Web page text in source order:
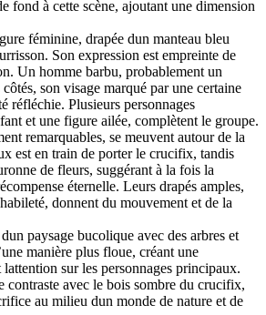
fond à cette scène, ajoutant une dimension
féminine, drapée dun manteau bleu
Son expression est empreinte de
Un homme barbu, probablement un
son visage marqué par une certaine
réfléchie. Plusieurs personnages
et une figure ailée, complètent le groupe.
remarquables, se meuvent autour de la
est en train de porter le crucifix, tandis
de fleurs, suggérant à la fois la
éternelle. Leurs drapés amples,
donnent du mouvement et de la
paysage bucolique avec des arbres et
manière plus floue, créant une
sur les personnages principaux.
contraste avec le bois sombre du crucifix,
au milieu dun monde de nature et de